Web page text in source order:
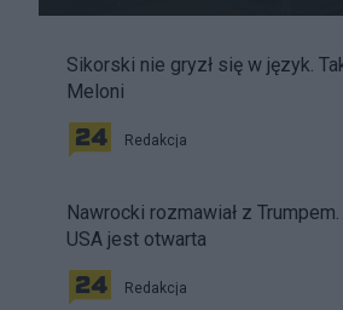
Sikorski nie gryzł się w język.
Meloni
Redakcja
Nawrocki rozmawiał z
USA jest otwarta
Redakcja